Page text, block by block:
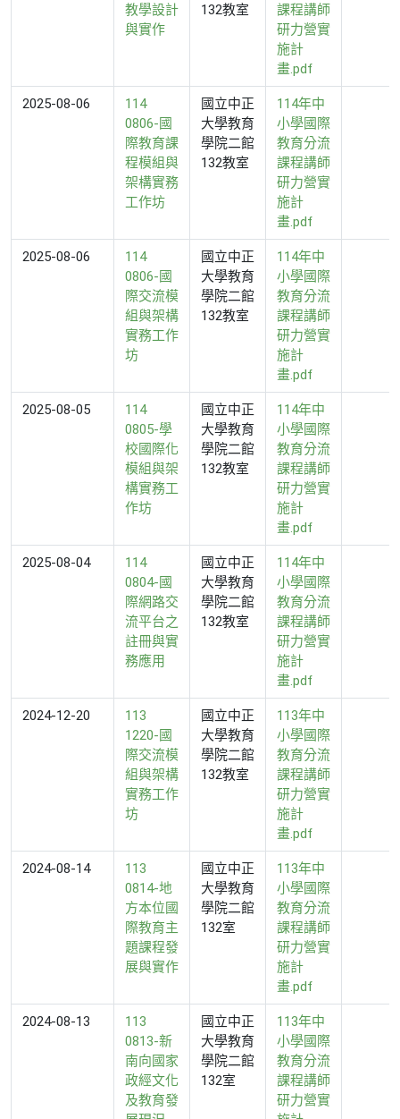
教學設計
與實作
132教室
課程講師
研力營實
施計
畫.pdf
2025-08-06
114
0806-國
際教育課
程模組與
架構實務
工作坊
國立中正
大學教育
學院二館
132教室
114年中
小學國際
教育分流
課程講師
研力營實
施計
畫.pdf
2025-08-06
114
0806-國
際交流模
組與架構
實務工作
坊
國立中正
大學教育
學院二館
132教室
114年中
小學國際
教育分流
課程講師
研力營實
施計
畫.pdf
2025-08-05
114
0805-學
校國際化
模組與架
構實務工
作坊
國立中正
大學教育
學院二館
132教室
114年中
小學國際
教育分流
課程講師
研力營實
施計
畫.pdf
2025-08-04
114
0804-國
際網路交
流平台之
註冊與實
務應用
國立中正
大學教育
學院二館
132教室
114年中
小學國際
教育分流
課程講師
研力營實
施計
畫.pdf
2024-12-20
113
1220-國
際交流模
組與架構
實務工作
坊
國立中正
大學教育
學院二館
132教室
113年中
小學國際
教育分流
課程講師
研力營實
施計
畫.pdf
2024-08-14
113
0814-地
方本位國
際教育主
題課程發
展與實作
國立中正
大學教育
學院二館
132室
113年中
小學國際
教育分流
課程講師
研力營實
施計
畫.pdf
2024-08-13
113
0813-新
南向國家
政經文化
及教育發
國立中正
大學教育
學院二館
132室
113年中
小學國際
教育分流
課程講師
研力營實